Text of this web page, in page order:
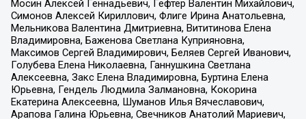
Мосин Алексей Геннадьевич, Гефтер Валентин Михайлович,
Симонов Алексей Кириллович, Флиге Ирина Анатольевна,
Мельникова Валентина Дмитриевна, Вититинова Елена
Владимировна, Баженова Светлана Куприяновна,
Максимов Сергей Владимирович, Беляев Сергей Иванович,
Голубева Елена Николаевна, Ганнушкина Светлана
Алексеевна, Закс Елена Владимировна, Буртина Елена
Юрьевна, Гендель Людмила Залмановна, Кокорина
Екатерина Алексеевна, Шуманов Илья Вячеславович,
Арапова Галина Юрьевна, Свечников Анатолий Мариевич,